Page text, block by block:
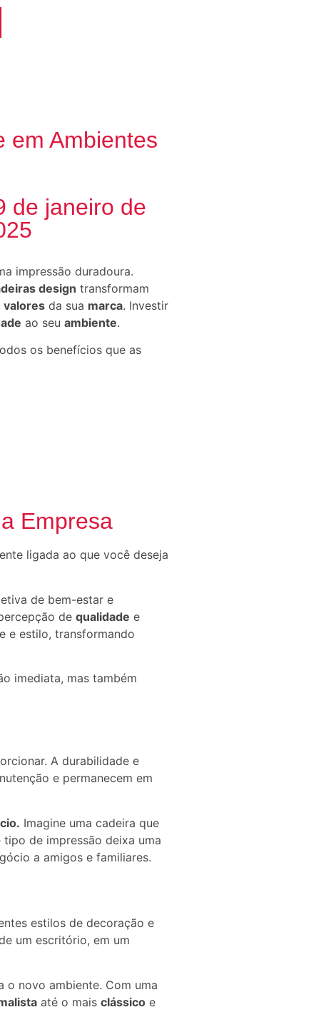
em Ambientes
de janeiro de
impressão duradoura.
design transformam
valores da sua marca. Investir
ao seu ambiente.
os benefícios que as
Empresa
ligada ao que você deseja
de bem-estar e
de qualidade e
e estilo, transformando
imediata, mas também
A durabilidade e
e permanecem em
Imagine uma cadeira que
de impressão deixa uma
a amigos e familiares.
estilos de decoração e
um escritório, em um
o novo ambiente. Com uma
até o mais clássico e